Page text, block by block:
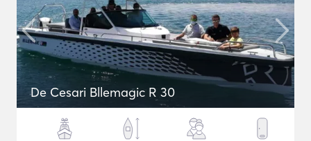
De Cesari Bllemagic R 30